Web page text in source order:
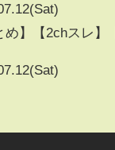
】【2chスレ